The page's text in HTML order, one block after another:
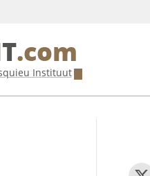
.com
Instituut